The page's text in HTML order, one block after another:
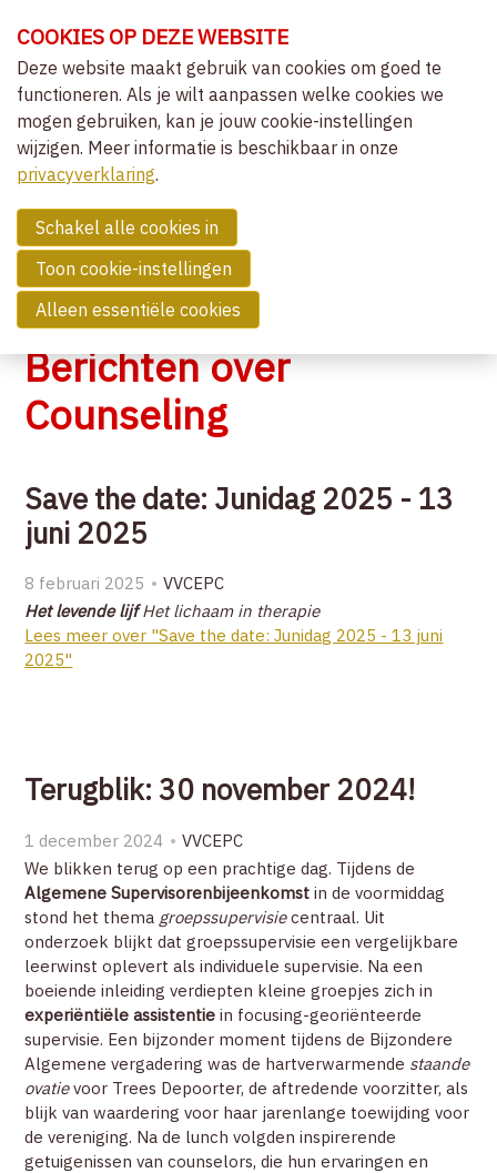
links
over
Spring
naar
de
navigatie
naar
de
inhoud
Berichten over
Counseling
Save the date: Junidag 2025 - 13
juni 2025
8 februari 2025
VVCEPC
Het levende lijf Het lichaam in therapie
Lees meer over "Save the date: Junidag 2025 - 13 juni
2025"
Terugblik: 30 november 2024!
1 december 2024
VVCEPC
We blikken terug op een prachtige dag. Tijdens de
Algemene Supervisorenbijeenkomst in de voormiddag
stond het thema groepssupervisiecentraal. Uit
onderzoek blijkt dat groepssupervisie een vergelijkbare
leerwinst oplevert als individuele supervisie. Na een
boeiende inleiding verdiepten kleine groepjes zich in
experiëntiële assistentiein focusing-georiënteerde
supervisie. Een bijzonder moment tijdens de Bijzondere
Algemene vergadering was de hartverwarmende staande
ovatievoor Trees Depoorter, de aftredende voorzitter, als
blijk van waardering voor haar jarenlange toewijding voor
de vereniging. Na de lunch volgden inspirerende
getuigenissen van counselors, die hun ervaringen en
OVER VVCEPC
CLIËNTGERICHT-EXPERIËNTIEEL
NIEUWS
OVERZICHT ACTIVITEITEN
NIEUWS
COMMUNITY
ZOEK EEN THERAPEUT
ACCOUNT
COOKIES OP DEZE WEBSITE
Deze website maakt gebruik van cookies om goed te
functioneren. Als je wilt aanpassen welke cookies we
mogen gebruiken, kan je jouw cookie-instellingen
wijzigen. Meer informatie is beschikbaar in onze
privacyverklaring.
Schakel alle cookies in
Toon cookie-instellingen
Alleen essentiële cookies